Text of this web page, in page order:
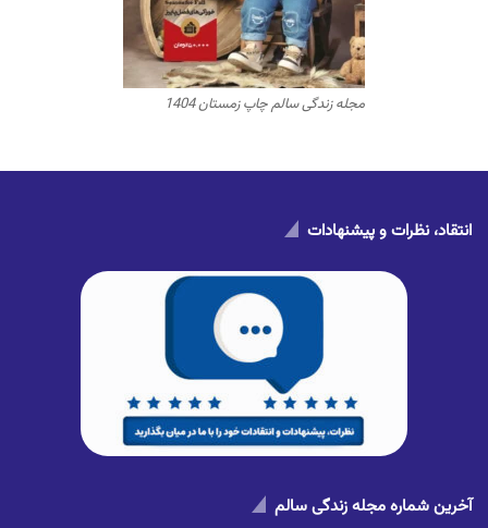
مجله زندگی سالم چاپ زمستان 1404
انتقاد، نظرات و پیشنهادات
آخرین شماره مجله زندگی سالم